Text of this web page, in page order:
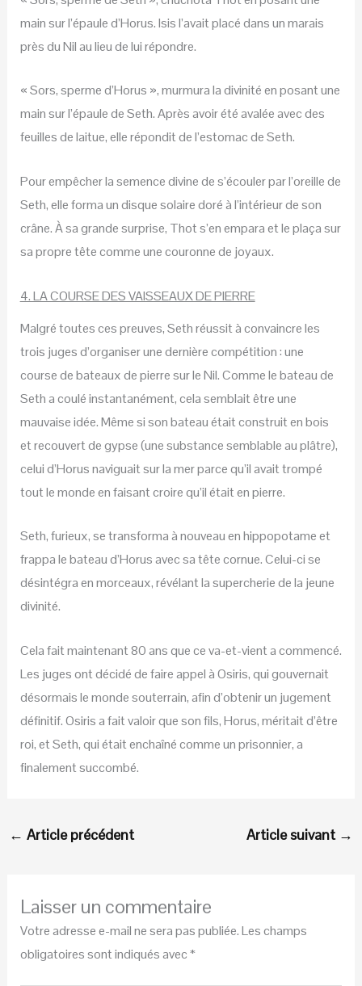
main sur l’épaule d’Horus. Isis l’avait placé dans un marais
près du Nil au lieu de lui répondre.
« Sors, sperme d’Horus », murmura la divinité en posant une
main sur l’épaule de Seth. Après avoir été avalée avec des
feuilles de laitue, elle répondit de l’estomac de Seth.
Pour empêcher la semence divine de s’écouler par l’oreille de
Seth, elle forma un disque solaire doré à l’intérieur de son
crâne. À sa grande surprise, Thot s’en empara et le plaça sur
sa propre tête comme une couronne de joyaux.
4. LA COURSE DES VAISSEAUX DE PIERRE
Malgré toutes ces preuves, Seth réussit à convaincre les
trois juges d’organiser une dernière compétition : une
course de bateaux de pierre sur le Nil. Comme le bateau de
Seth a coulé instantanément, cela semblait être une
mauvaise idée. Même si son bateau était construit en bois
et recouvert de gypse (une substance semblable au plâtre),
celui d’Horus naviguait sur la mer parce qu’il avait trompé
tout le monde en faisant croire qu’il était en pierre.
Seth, furieux, se transforma à nouveau en hippopotame et
frappa le bateau d’Horus avec sa tête cornue. Celui-ci se
désintégra en morceaux, révélant la supercherie de la jeune
divinité.
Cela fait maintenant 80 ans que ce va-et-vient a commencé.
Les juges ont décidé de faire appel à Osiris, qui gouvernait
désormais le monde souterrain, afin d’obtenir un jugement
définitif. Osiris a fait valoir que son fils, Horus, méritait d’être
roi, et Seth, qui était enchaîné comme un prisonnier, a
finalement succombé.
← Article précédent Article suivant →
Laisser un commentaire
Votre adresse e-mail ne sera pas publiée.Les champs
obligatoires sont indiqués avec*